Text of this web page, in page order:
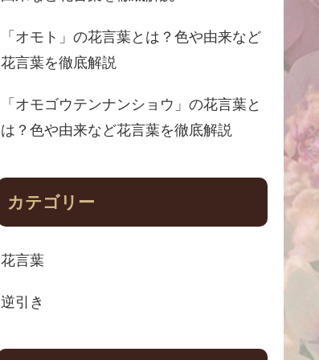
「オモト」の花言葉とは？色や由来など
花言葉を徹底解説
「オモゴウテンナンショウ」の花言葉と
は？色や由来など花言葉を徹底解説
カテゴリー
花言葉
逆引き